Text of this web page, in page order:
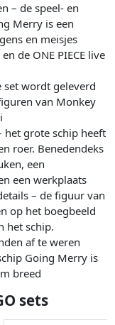
– de speel- en
Merry is een
en meisjes
de ONE PIECE live
set wordt geleverd
van Monkey
het grote schip heeft
roer. Benedendeks
een
een werkplaats
– de figuur van
op het boegbeeld
het schip.
af te weren
Going Merry is
breed
sets